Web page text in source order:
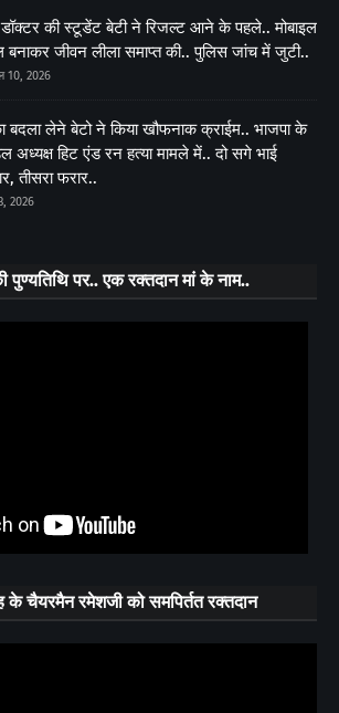
डॉक्टर की स्टूडेंट बेटी ने रिजल्ट आने के पहले.. मोबाइल
बनाकर जीवन लीला समाप्त की.. पुलिस जांच में जुटी..
10, 2026
बदला लेने बेटो ने किया खौफनाक क्राईम.. भाजपा के
अध्यक्ष हिट एंड रन हत्या मामले में.. दो सगे भाई
तीसरा फरार..
2026
पर.. एक रक्तदान मां के नाम..
के चैयरमैन रमेशजी को समपिर्तत रक्तदान